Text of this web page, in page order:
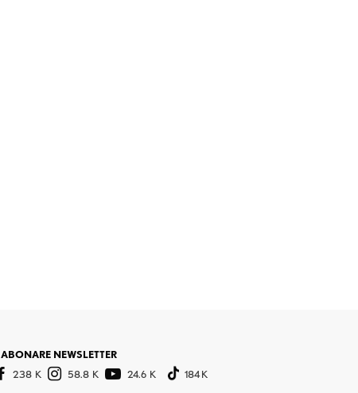
ABONARE NEWSLETTER
238 K
58.8 K 24.6 K 184 K